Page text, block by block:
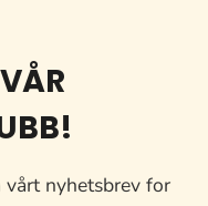
nyhetsbrev for